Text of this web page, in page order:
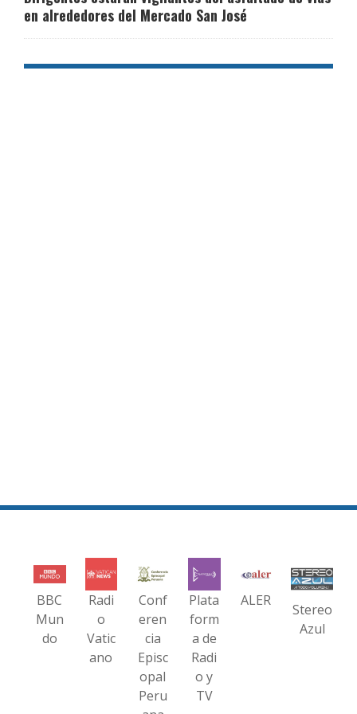
en alrededores del Mercado San José
BBC
Mun
do
Radi
o
Vatic
ano
Conf
eren
cia
Episc
opal
Peru
Plata
form
a de
Radi
o y
TV
ALER
Stereo
Azul